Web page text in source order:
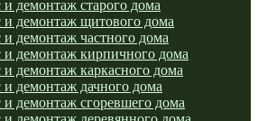
демонтаж старого дома
и демонтаж щитового дома
демонтаж частного дома
и демонтаж кирпичного дома
демонтаж каркасного дома
демонтаж дачного дома
демонтаж сгоревшего дома